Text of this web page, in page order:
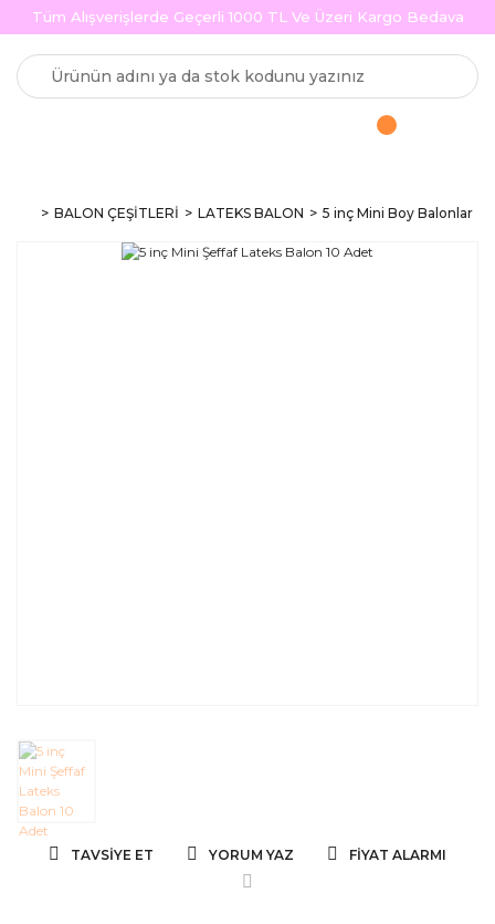
Tüm Alışverişlerde Geçerli 1000 TL Ve Üzeri Kargo Bedava
BALON ÇEŞİTLERİ LATEKS BALON 5 inç Mini Boy Balonlar
TAVSIYE ET YORUM YAZ FIYAT ALARMI